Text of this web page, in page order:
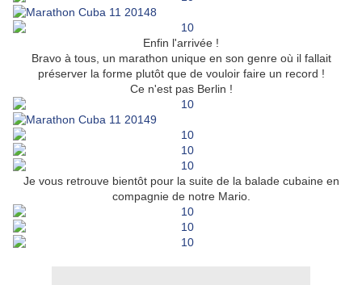
Enfin l'arrivée !
Bravo à tous, un marathon unique en son genre où il fallait
préserver la forme plutôt que de vouloir faire un record !
Ce n'est pas Berlin !
Je vous retrouve bientôt pour la suite de la balade cubaine en
compagnie de notre Mario.